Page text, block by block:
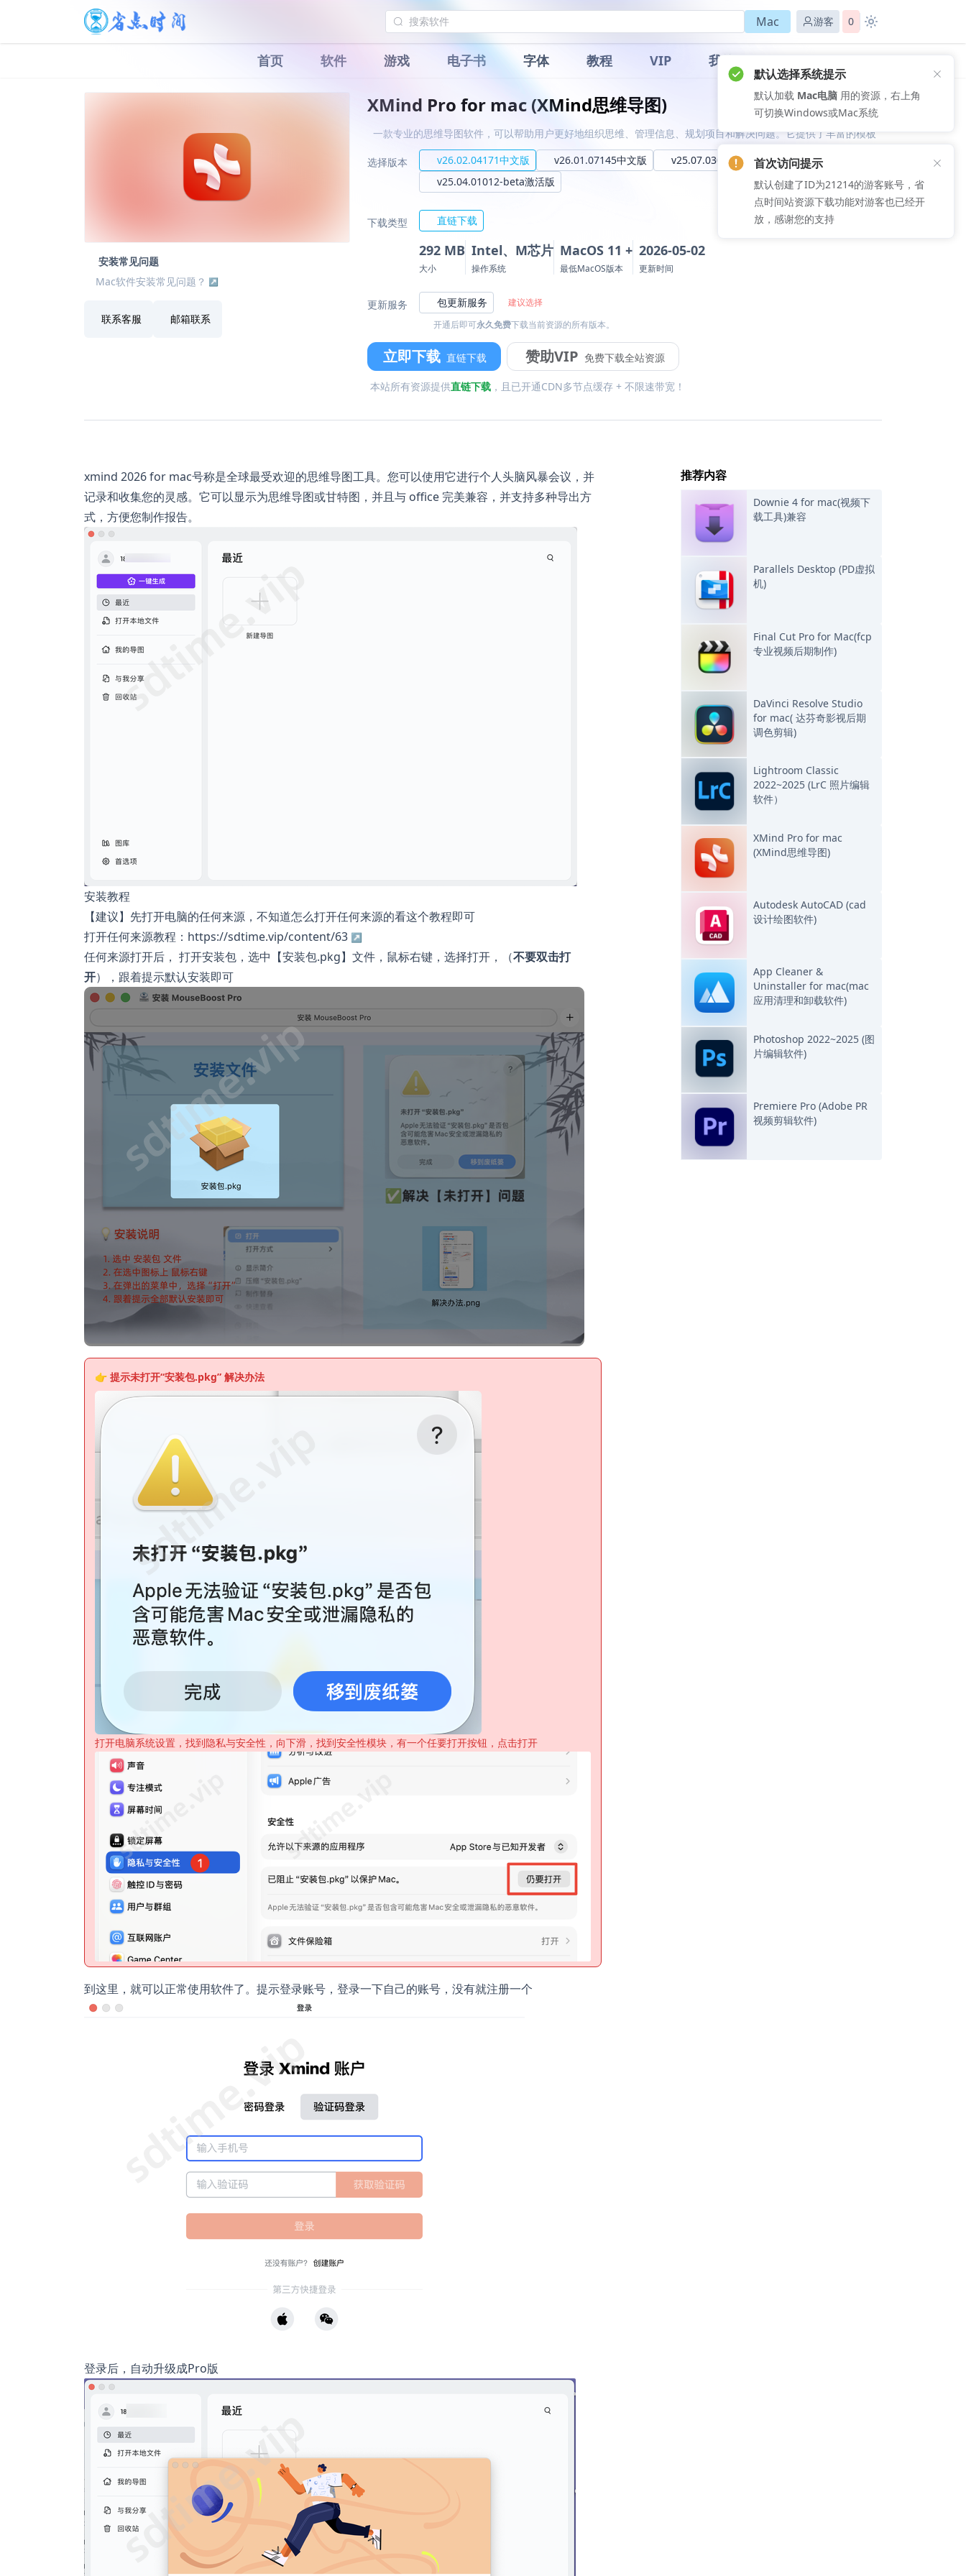
Mac 游客 0
首页 软件 游戏 电子书 字体 教程 VIP 我的
安装常见问题
Mac软件安装常见问题？
联系客服 邮箱联系
XMind Pro for mac (XMind思维导图)
一款专业的思维导图软件，可以帮助用户更好地组织思维、管理信息、规划项目和解决问题。它提供了丰富的模板
选择版本 v26.02.04171中文版 v26.01.07145中文版
v25.07.03033中文版
v25.04.01012-beta激活版
下载类型 直链下载
292 MB
大小
Intel、M芯片
操作系统
MacOS 11 +
最低MacOS版本
2026-05-02
更新时间
更新服务 包更新服务
建议选择
开通后即可永久免费下载当前资源的所有版本。
立即下载 直链下载 赞助VIP 免费下载全站资源
本站所有资源提供直链下载 ，且已开通CDN多节点缓存 + 不限速带宽！
xmind 2026 for mac号称是全球最受欢迎的思维导图工具。您可以使用它进行个人头脑风暴会议，并
记录和收集您的灵感。它可以显示为思维导图或甘特图，并且与 office 完美兼容，并支持多种导出方
式，方便您制作报告。
安装教程
【建议】先打开电脑的任何来源，不知道怎么打开任何来源的看这个教程即可
打开任何来源教程：https://sdtime.vip/content/63
任何来源打开后， 打开安装包，选中【安装包.pkg】文件，鼠标右键，选择打开，（不要双击打
开），跟着提示默认安装即可
👉 提示未打开“安装包.pkg” 解决办法
打开电脑系统设置，找到隐私与安全性，向下滑，找到安全性模块，有一个任要打开按钮，点击打开
到这里，就可以正常使用软件了。提示登录账号，登录一下自己的账号，没有就注册一个
登录后，自动升级成Pro版
推荐内容
Downie 4 for mac(视频下
载工具)兼容
Parallels Desktop (PD虚拟
机)
Final Cut Pro for Mac(fcp
专业视频后期制作)
DaVinci Resolve Studio
for mac( 达芬奇影视后期
调色剪辑)
Lightroom Classic
2022~2025 (LrC 照片编辑
软件）
XMind Pro for mac
(XMind思维导图)
Autodesk AutoCAD (cad
设计绘图软件)
App Cleaner &
Uninstaller for mac(mac
应用清理和卸载软件)
Photoshop 2022~2025 (图
片编辑软件)
Premiere Pro (Adobe PR
视频剪辑软件)
默认选择系统提示
默认加载 Mac电脑 用的资源，右上角
可切换Windows或Mac系统
首次访问提示
默认创建了ID为21214的游客账号，省
点时间站资源下载功能对游客也已经开
放，感谢您的支持